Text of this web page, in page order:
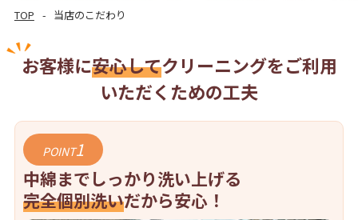
TOP 当店のこだわり
お客様に安心してクリーニングをご利用
いただくための工夫
POINT1
中綿までしっかり洗い上げる
完全個別洗いだから安心！